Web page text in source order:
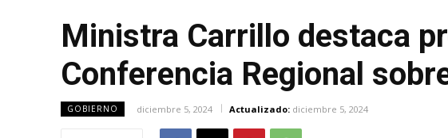
Ministra Carrillo destaca
Conferencia Regional
GOBIERNO diciembre 5, 2024 Actualizado: diciembre 5, 2024